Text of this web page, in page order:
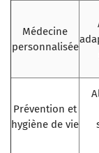
Médecine
personnalisée
Prévention et
hygiène de vie